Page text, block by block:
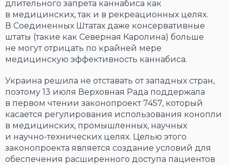
длительного запрета каннабиса как
в медицинских, так и в рекреационных целях.
В Соединенных Штатах даже консервативные
штаты (такие как Северная Каролина) больше
не могут отрицать по крайней мере
медицинскую эффективность каннабиса.
Украина решила не отставать от западных стран,
поэтому 13 июля Верховная Рада поддержала
в первом чтении законопроект 7457, который
касается регулирования использования конопли
в медицинских, промышленных, научных
и научно-технических целях. Целью этого
законопроекта является создание условий для
обеспечения расширенного доступа пациентов